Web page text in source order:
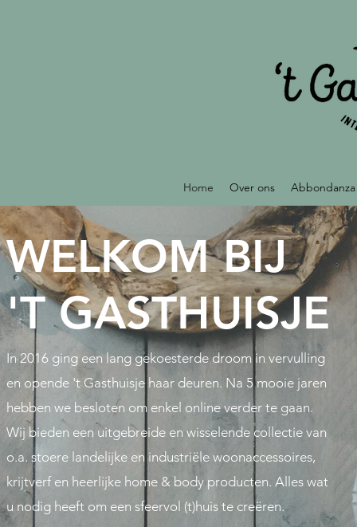
Home Over ons Abbondanza
WELKOM BIJ
'T GASTHUISJE
In 2016 ging een lang gekoesterde droom in vervulling
en opende 't Gasthuisje haar deuren. Na 5 mooie jaren
hebben we besloten om enkel online verder te gaan.
Wij bieden een uitgebreide en wisselende collectie van
o.a. stoere landelijke en industriële woonaccessoires,
krijtverf en heerlijke home & body producten. Alles wat
u nodig heeft om een sfeervol (t)huis te creëren.